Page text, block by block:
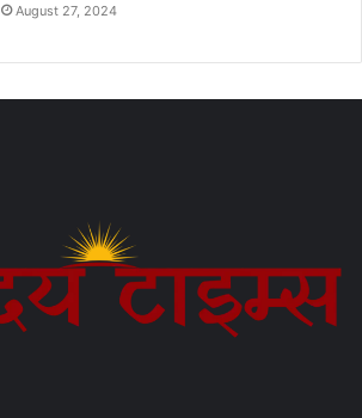
August 27, 2024